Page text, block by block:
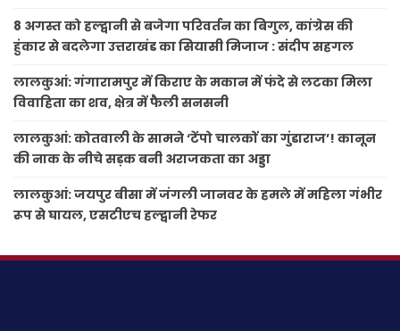
8 अगस्त को हल्द्वानी से बजेगा परिवर्तन का बिगुल, कांग्रेस की
हुंकार से बदलेगा उत्तराखंड का सियासी मिजाज : संदीप सहगल
लालकुआं: गंगारामपुर में किराए के मकान में फंदे से लटका मिला
विवाहिता का शव, क्षेत्र में फैली सनसनी
लालकुआं: कोतवाली के सामने ‘टेंपो चालकों का गुंडाराज’! कानून
की नाक के नीचे सड़क बनी अराजकता का अड्डा
लालकुआं: जयपुर बीसा में जंगली जानवर के हमले में महिला गंभीर
रूप से घायल, एसटीएच हल्द्वानी रेफर